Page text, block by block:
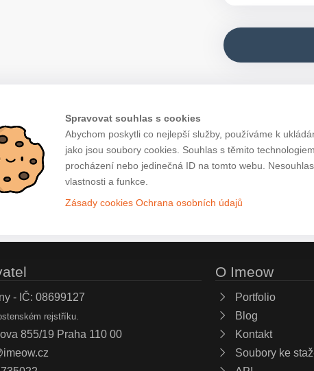
Spravovat souhlas s cookies
Abychom poskytli co nejlepší služby, používáme k
jako jsou soubory cookies. Souhlas s těmito
procházení nebo jedinečná ID na tomto webu.
vlastnosti a funkce.
Zásady cookies Ochrana osobních údajů
- IČ: 08699127
rejstříku.
855/19 Praha 110 00
O Imeow
Portfolio
Blog
Kontakt
Soubory ke